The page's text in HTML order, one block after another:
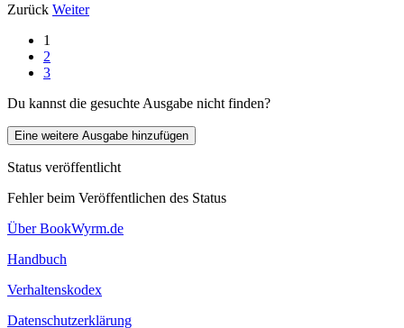
Zurück Weiter
1
2
3
Du kannst die gesuchte Ausgabe nicht finden?
Eine weitere Ausgabe hinzufügen
Status veröffentlicht
Fehler beim Veröffentlichen des Status
Über BookWyrm.de
Handbuch
Verhaltenskodex
Datenschutzerklärung